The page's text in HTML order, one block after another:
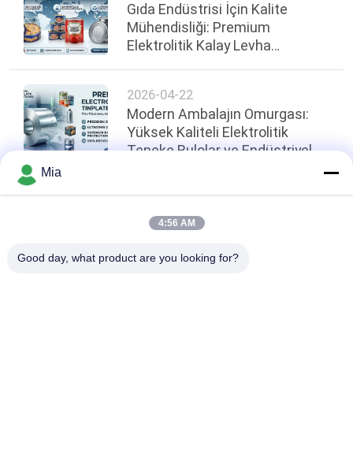
Gıda Endüstrisi İçin Kalite
Mühendisliği: Premium
Elektrolitik Kalay Levha
2026-04-22
Modern Ambalajın Omurgası:
Yüksek Kaliteli Elektrolitik
Teneke Rulolar ve Endüstriyel
Sayfanın Üstü
Mia
4:56 AM
Good day, what product are you looking for?